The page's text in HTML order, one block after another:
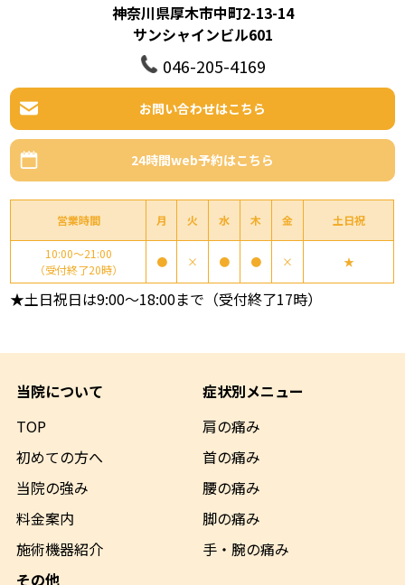
神奈川県厚木市中町2-13-14
サンシャインビル601
046-205-4169
お問い合わせはこちら
24時間web予約はこちら
営業時間 月 火 水 木 金 土日祝
10:00～21:00
（受付終了20時）
● × ● ● × ★
★土日祝日は9:00～18:00まで（受付終了17時）
当院について
TOP
初めての方へ
当院の強み
料金案内
施術機器紹介
症状別メニュー
肩の痛み
首の痛み
腰の痛み
脚の痛み
手・腕の痛み
その他